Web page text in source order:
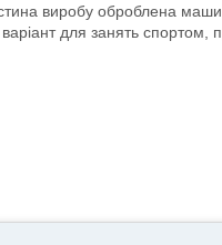
виробу оброблена
для занять спортом,